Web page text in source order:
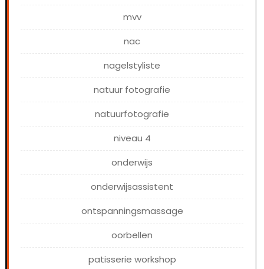
mvv
nac
nagelstyliste
natuur fotografie
natuurfotografie
niveau 4
onderwijs
onderwijsassistent
ontspanningsmassage
oorbellen
patisserie workshop